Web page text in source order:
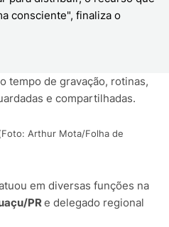
consciente", finaliza o
tempo de gravação, rotinas,
e compartilhadas.
Arthur Mota/Folha de
em diversas funções na
PRe delegado regional